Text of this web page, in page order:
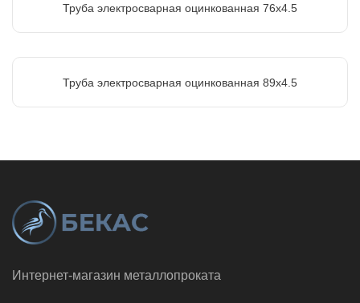
Труба электросварная оцинкованная 76х4.5
Труба электросварная оцинкованная 89х4.5
Интернет-магазин металлопроката